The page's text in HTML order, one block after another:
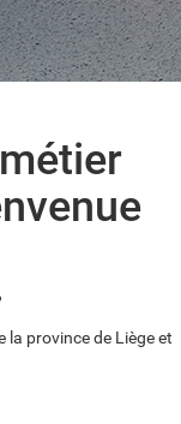
la province de Liège et